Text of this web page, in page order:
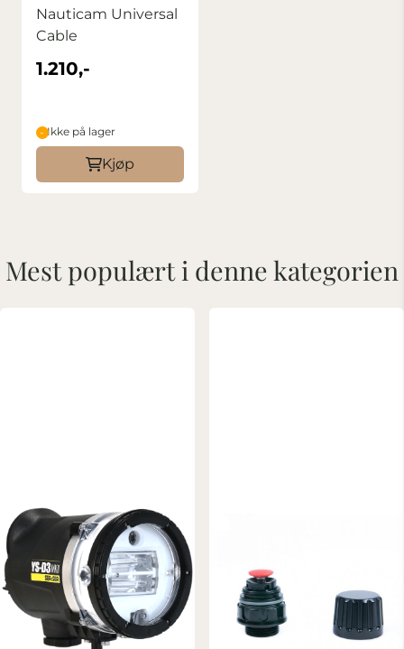
Nauticam Universal
Cable
1.210,-
Ikke på lager
Kjøp
Mest populært i denne kategorien